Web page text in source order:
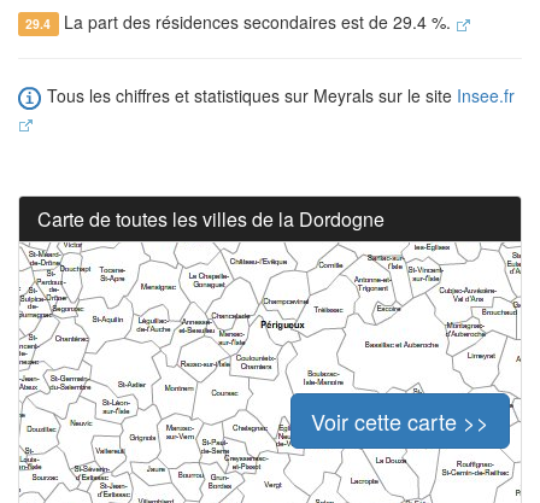
29.4 La part des résidences secondaires est de 29.4 %.
Tous les chiffres et statistiques sur Meyrals sur le site Insee.fr
Carte de toutes les villes de la Dordogne
Voir cette carte >>